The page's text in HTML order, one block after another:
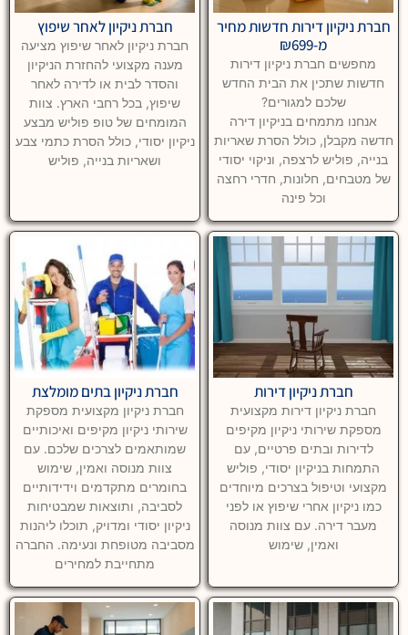
חברת ניקיון דירות חדשות מחיר
מ-₪699
מחפשים חברת ניקיון דירות
חדשות שתכין את הבית החדש
שלכם למגורים?
אנחנו מתמחים בניקיון דירה
חדשה מקבלן, כולל הסרת שאריות
בנייה, פוליש לרצפה, וניקוי יסודי
של מטבחים, חלונות, חדרי רחצה
וכל פינה
חברת ניקיון לאחר שיפוץ
חברת ניקיון לאחר שיפוץ מציעה
מענה מקצועי להחזרת הניקיון
והסדר לבית או לדירה לאחר
שיפוץ, בכל רחבי הארץ. צוות
המומחים של טופ פוליש מבצע
ניקיון יסודי, כולל הסרת כתמי צבע
ושאריות בנייה, פוליש
חברת ניקיון דירות
חברת ניקיון דירות מקצועית
מספקת שירותי ניקיון מקיפים
לדירות ובתים פרטיים, עם
התמחות בניקיון יסודי, פוליש
מקצועי וטיפול בצרכים מיוחדים
כמו ניקיון אחרי שיפוץ או לפני
מעבר דירה. עם צוות מנוסה
ואמין, שימוש
חברת ניקיון בתים מומלצת
חברת ניקיון מקצועית מספקת
שירותי ניקיון מקיפים ואיכותיים
שמותאמים לצרכים שלכם. עם
צוות מנוסה ואמין, שימוש
בחומרים מתקדמים וידידותיים
לסביבה, ותוצאות שמבטיחות
ניקיון יסודי ומדויק, תוכלו ליהנות
מסביבה מטופחת ונעימה. החברה
מתחייבת למחירים